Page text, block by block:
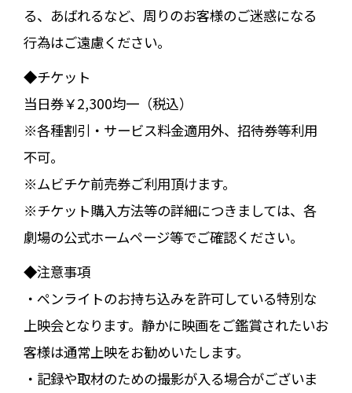
る、あばれるなど、周りのお客様のご迷惑になる
行為はご遠慮ください。
◆チケット
当日券￥2,300均一（税込）
※各種割引・サービス料金適用外、招待券等利用
不可。
※ムビチケ前売券ご利用頂けます。
※チケット購入方法等の詳細につきましては、各
劇場の公式ホームページ等でご確認ください。
◆注意事項
・ペンライトのお持ち込みを許可している特別な
上映会となります。静かに映画をご鑑賞されたいお
客様は通常上映をお勧めいたします。
・記録や取材のための撮影が入る場合がございま